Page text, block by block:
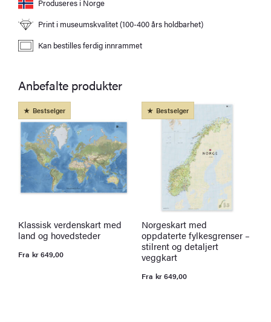
Produseres i Norge
Print i museumskvalitet (100-400 års holdbarhet)
Kan bestilles ferdig innrammet
Anbefalte produkter
Bestselger
Klassisk verdenskart med
land og hovedsteder
Fra kr649,00
Bestselger
Norgeskart med
oppdaterte fylkesgrenser –
stilrent og detaljert
veggkart
Fra kr649,00